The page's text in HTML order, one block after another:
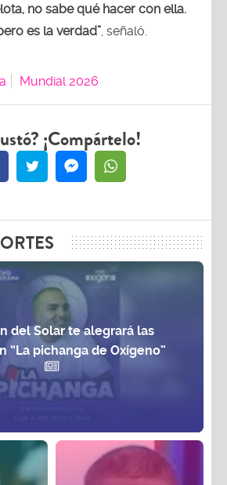
no sabe qué hacer con ella.
es la verdad”, señaló.
Mundial 2026
¡Compártelo!
del Solar te alegrará las
“La pichanga de Oxígeno”